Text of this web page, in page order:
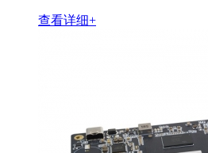
查看详细+